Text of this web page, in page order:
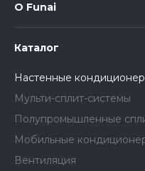
О Funai
Каталог
Настенные
Мульти-сплит-системы
Полупромышленные
Мобильные
Вентиляция